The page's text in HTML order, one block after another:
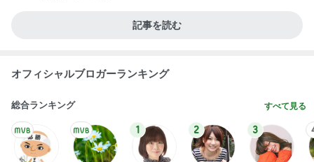
記事を読む
オフィシャルブロガーランキング
総合ランキング すべて見る
1 2 3